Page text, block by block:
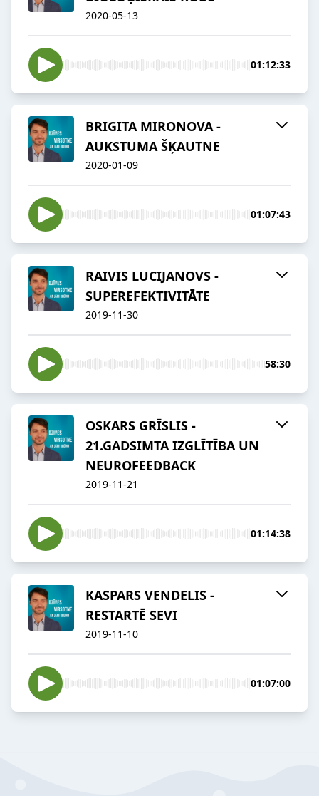
2020-05-13
01:12:33
BRIGITA MIRONOVA -
AUKSTUMA ŠĶAUTNE
2020-01-09
01:07:43
RAIVIS LUCIJANOVS -
SUPEREFEKTIVITĀTE
2019-11-30
58:30
OSKARS GRĪSLIS -
21.GADSIMTA IZGLĪTĪBA UN
NEUROFEEDBACK
2019-11-21
01:14:38
KASPARS VENDELIS -
RESTARTĒ SEVI
2019-11-10
01:07:00